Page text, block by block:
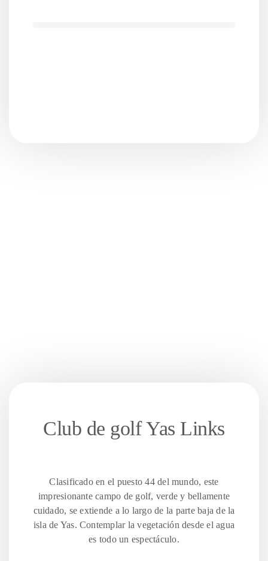
Club de golf Yas Links
Clasificado en el puesto 44 del mundo, este
impresionante campo de golf, verde y bellamente
cuidado, se extiende a lo largo de la parte baja de la
isla de Yas. Contemplar la vegetación desde el agua
es todo un espectáculo.